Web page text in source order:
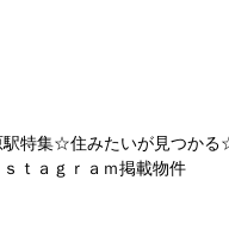
駅特集☆住みたいが見つか
ｓｔａｇｒａｍ掲載物件